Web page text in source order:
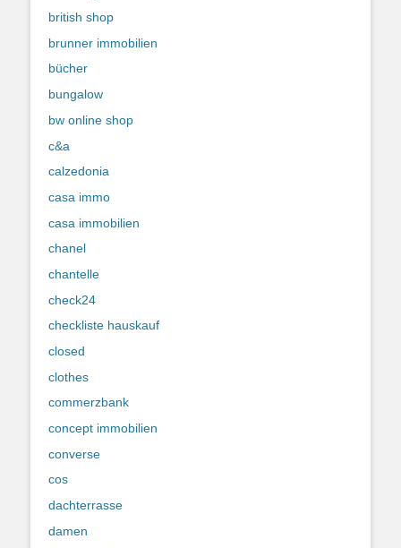
british shop
brunner immobilien
bücher
bungalow
bw online shop
c&a
calzedonia
casa immo
casa immobilien
chanel
chantelle
check24
checkliste hauskauf
closed
clothes
commerzbank
concept immobilien
converse
cos
dachterrasse
damen